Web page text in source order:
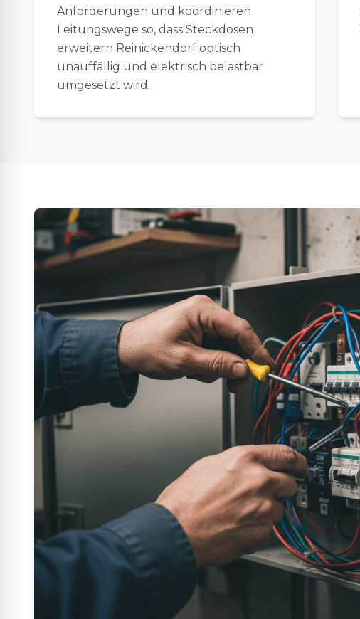
Anforderungen und koordinieren
Leitungswege so, dass Steckdosen
erweitern Reinickendorf optisch
unauffällig und elektrisch belastbar
umgesetzt wird.